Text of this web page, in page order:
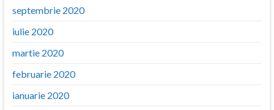
septembrie 2020
iulie 2020
martie 2020
februarie 2020
ianuarie 2020